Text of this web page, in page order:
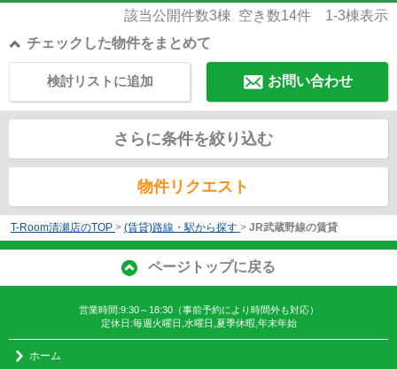
該当公開件数3棟 空き数14件 1-3棟表示
チェックした物件をまとめて
お問い合わせ
検討リストに追加
さらに条件を絞り込む
物件リクエスト
T-Room清瀬店のTOP > (賃貸)路線・駅から探す > JR武蔵野線の賃貸
ページトップに戻る
営業時間:9:30～18:30（事前予約により時間外も対応）
定休日:毎週火曜日,水曜日,夏季休暇,年末年始
ホーム